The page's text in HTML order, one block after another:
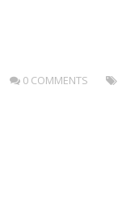
0 COMMENTS